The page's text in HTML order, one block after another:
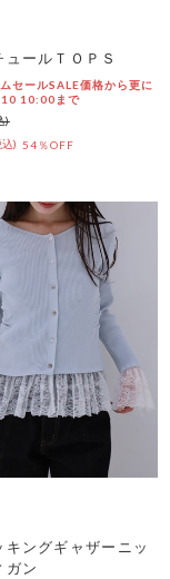
ュールＴＯＰＳ
セールSALE価格から更に
10:00まで
54％OFF
キングギャザーニッ
ガン